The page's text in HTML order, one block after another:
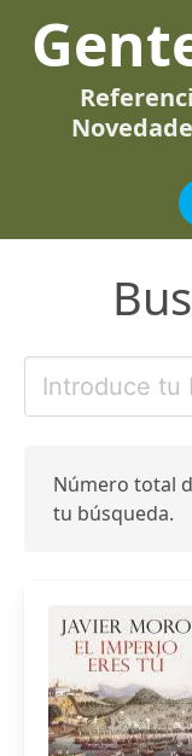
Número total
tu búsqueda.